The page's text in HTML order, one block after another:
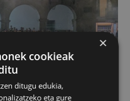
×
cookieak
ditugu edukia,
eta gure